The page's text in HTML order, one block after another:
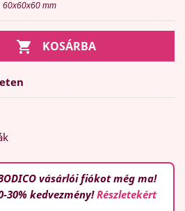
60x60x60 mm
 KOSÁRBA
vásárlói fiókot még ma!
30% kedvezmény!Részletekért